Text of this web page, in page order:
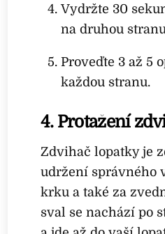
Vydržte 30
na druhou
Proveďte 3 až 5
každou stranu.
4. Protažení
Zdvihač lopatky je
udržení správného
krku a také za
sval se nachází po